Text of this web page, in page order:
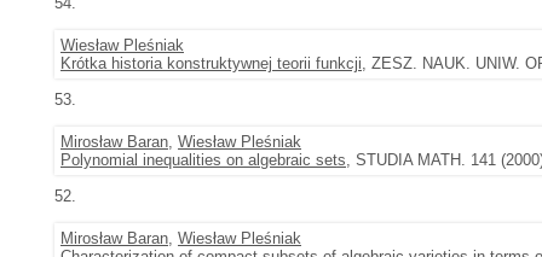
Wiesław Pleśniak
Krótka historia konstruktywnej teorii funkcji, ZESZ. NAUK. UNIW.
53.
Mirosław Baran, Wiesław Pleśniak
Polynomial inequalities on algebraic sets, STUDIA MATH. 141
52.
Mirosław Baran, Wiesław Pleśniak